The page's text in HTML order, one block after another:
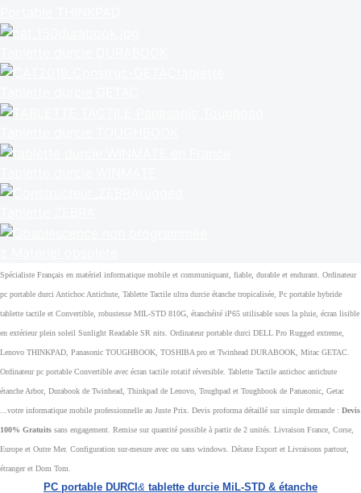
Spécialiste Français en matériel informatique mobile et communiquant, fiable, durable et endurant. Ordinateur
pc portable durci Antichoc Antichute, Tablette Tactile ultra durcie étanche tropicalisée, Pc portable hybride
tablette tactile et Convertible, robustesse MIL-STD 810G, étanchéité iP65 utilisable sous la pluie, écran lisible
en extérieur plein soleil Sunlight Readable SR nits. Ordinateur portable durci DELL Pro Rugged extreme,
Lenovo THINKPAD, Panasonic TOUGHBOOK, TOSHIBA pro et Twinhead DURABOOK, Mitac GETAC.
Ordinateur pc portable Convertible avec écran tactile rotatif réversible. Tablette Tactile antichoc antichute
étanche Arbor, Durabook de Twinhead, Thinkpad de Lenovo, Toughpad et Toughbook de Panasonic, Getac
...votre informatique mobile professionnelle au Juste Prix. Devis proforma détaillé sur simple demande : Devis
100% Gratuits sans engagement. Remise sur quantité possible à partir de 2 unités. Livraison France, Corse,
Europe et Outre Mer. Configuration sur-mesure avec ou sans windows. Détaxe Export et Livraisons partout,
étranger et Dom Tom.
PC portable DURCI & tablette durcie MiL-STD & étanche